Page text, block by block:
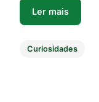
Ler mais
Curiosidades